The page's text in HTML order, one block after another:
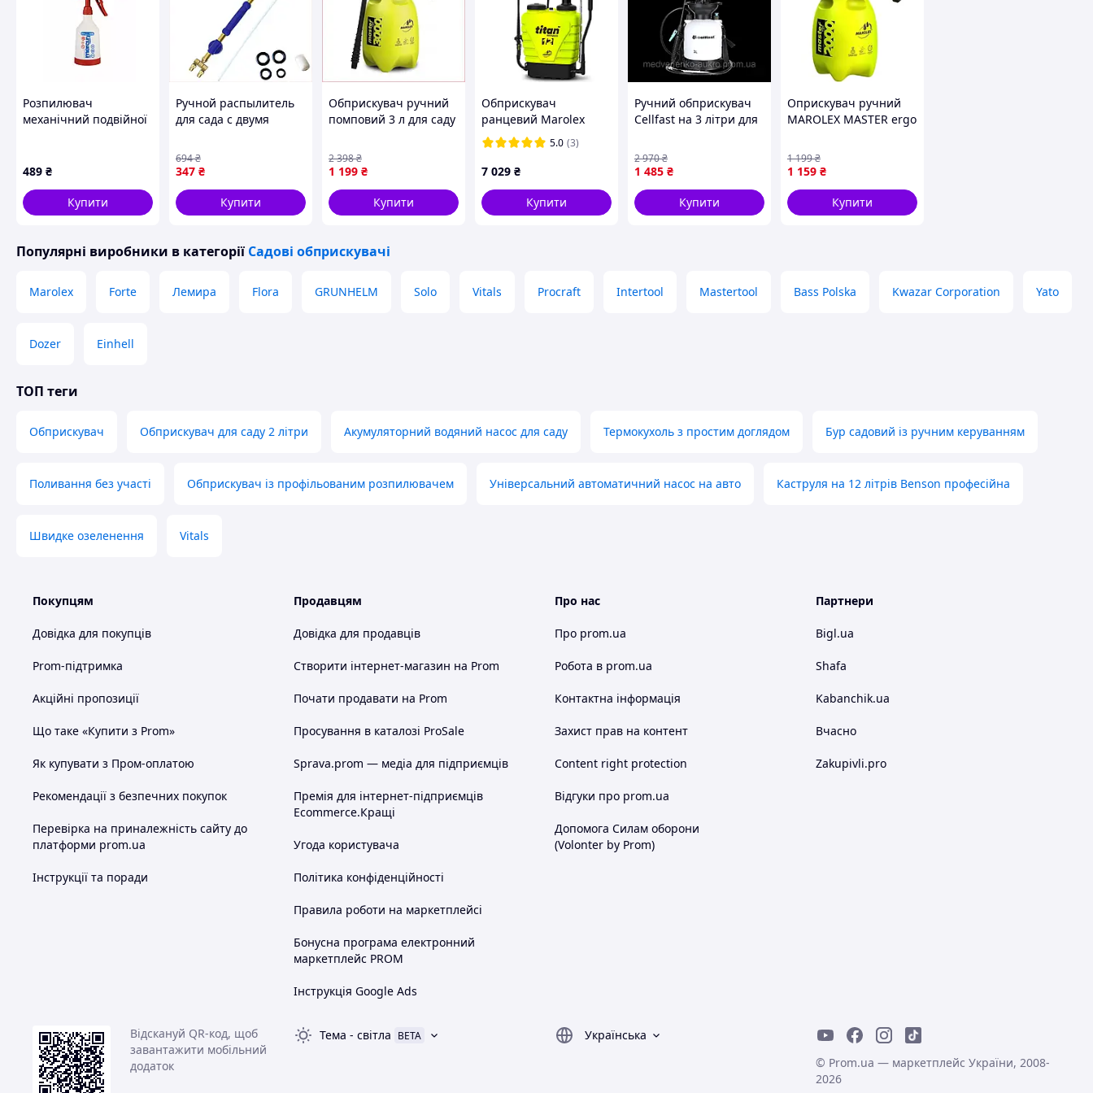
Розпилювач
механічний подвійної
(червоний)500мл
489 ₴
Купити
Ручной распылитель
для сада с двумя
растений
равномерное
347 ₴
694₴
Купити
Обприскувач ручний
помповий 3 л для саду
регульованою
форсункою та
1 199 ₴
2 398₴
Купити
Обприскувач
ранцевий Marolex
Titan 12 л
5.0 (3)
7 029 ₴
Купити
Ручний обприскувач
Cellfast на 3 літри для
рослинами та садом
1 485 ₴
2 970₴
Купити
Оприскувач ручний
MAROLEX MASTER ergo
1 159 ₴
1 199₴
Купити
Популярні виробники в категорії Садові обприскувачі
Marolex Forte Лемира Flora GRUNHELM Solo Vitals Procraft Intertool Mastertool Bass Polska Kwazar Corporation Yato
Dozer Einhell
ТОП теги
Обприскувач Обприскувач для саду 2 літри Акумуляторний водяний насос для саду Термокухоль з простим доглядом Бур садовий із ручним керуванням
Поливання без участі Обприскувач із профільованим розпилювачем Універсальний автоматичний насос на авто Каструля на 12 літрів Benson професійна
Швидке озеленення Vitals
Покупцям
Довідка для покупців
Prom-підтримка
Акційні пропозиції
Що таке «Купити з Prom»
Як купувати з Пром-оплатою
Рекомендації з безпечних покупок
Перевірка на приналежність сайту до
платформи prom.ua
Інструкції та поради
Продавцям
Довідка для продавців
Створити інтернет-магазин на Prom
Почати продавати на Prom
Просування в каталозі ProSale
Sprava.prom — медіа для підприємців
Премія для інтернет-підприємців
Ecommerce.Кращі
Угода користувача
Політика конфіденційності
Правила роботи на маркетплейсі
Бонусна програма електронний
маркетплейс PROM
Інструкція Google Ads
Про нас
Про prom.ua
Робота в prom.ua
Контактна інформація
Захист прав на контент
Content right protection
Відгуки про prom.ua
Допомога Силам оборони
(Volonter by Prom)
Партнери
Bigl.ua
Shafa
Kabanchik.ua
Вчасно
Zakupivli.pro
Відскануй QR-код, щоб
завантажити мобільний
додаток
Тема - світла BETA
Українська
© Prom.ua — маркетплейс України, 2008-
2026